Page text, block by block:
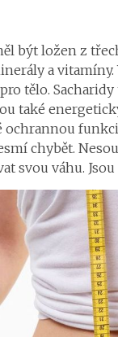
být ložen z
a
tělo.
také
ochrannou
chybět.
svou váhu.